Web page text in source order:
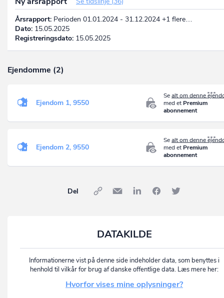
Årsrapport: Perioden 01.01.2024 - 31.12.2024 +1 flere…
Dato: 15.05.2025
Registreringsdato: 15.05.2025
Ejendomme (2)
Sealt om denne
med et Premium
abonnement
Ejendom 1, 9550
Sealt om denne
med et Premium
abonnement
Ejendom 2, 9550
Del
DATAKILDE
Informationerne vist på denne side indeholder data, som benyttes i
henhold til vilkår for brug af danske offentlige data. Læs mere her:
Hvorfor vises mine oplysninger?